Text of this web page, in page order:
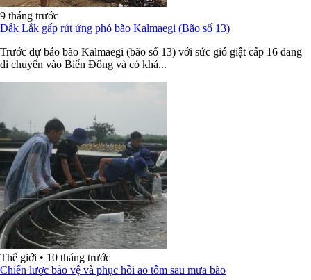
9 tháng trước
Đắk Lắk gấp rút ứng phó bão Kalmaegi (Bão số 13)
Trước dự báo bão Kalmaegi (bão số 13) với sức gió giật cấp 16 đang
di chuyển vào Biển Đông và có khả...
Thế giới • 10 tháng trước
Chiến lược bảo vệ và phục hồi ao tôm sau mưa bão